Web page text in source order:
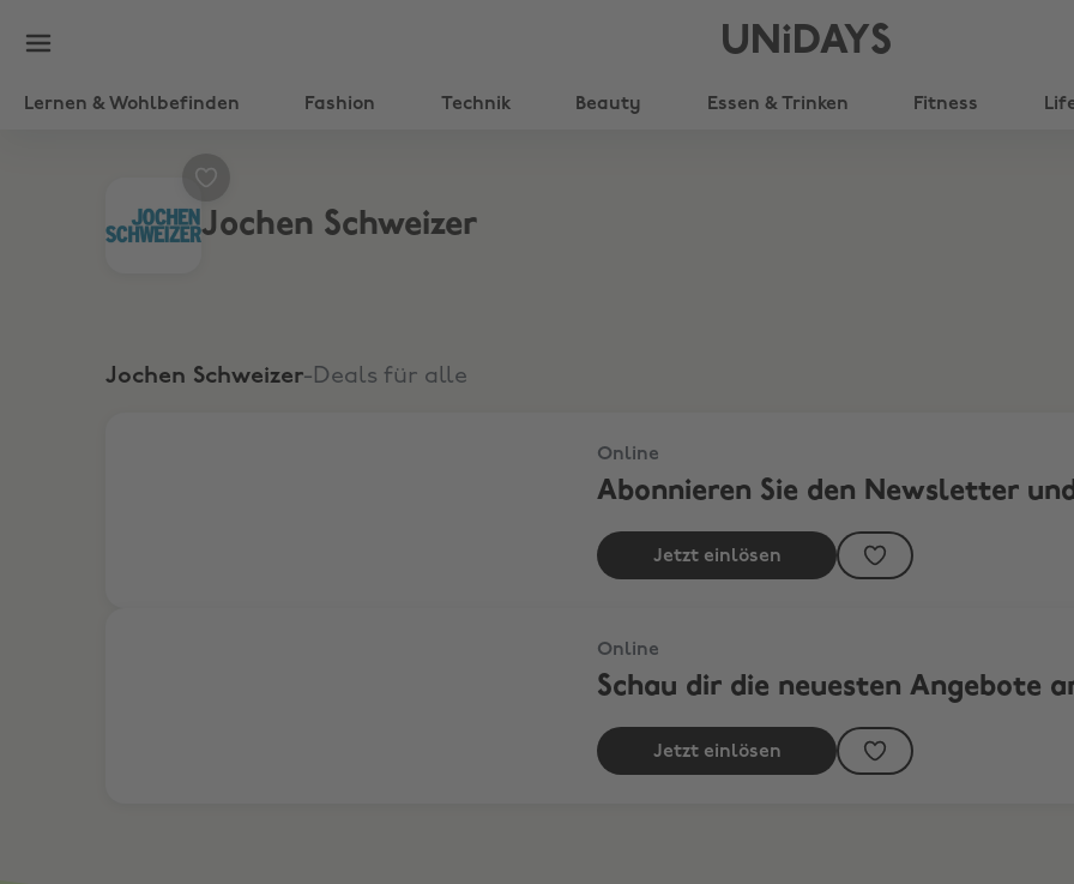
UNiDAYS
Lernen & Wohlbefinden Fashion Technik Beauty Essen & Trinken Fitness
Jochen Schweizer
Jochen Schweizer-Deals für alle
Online
Abonnieren Sie den Newsletter
Jetzt einlösen
Online
Schau dir die neuesten Angebote
Jetzt einlösen